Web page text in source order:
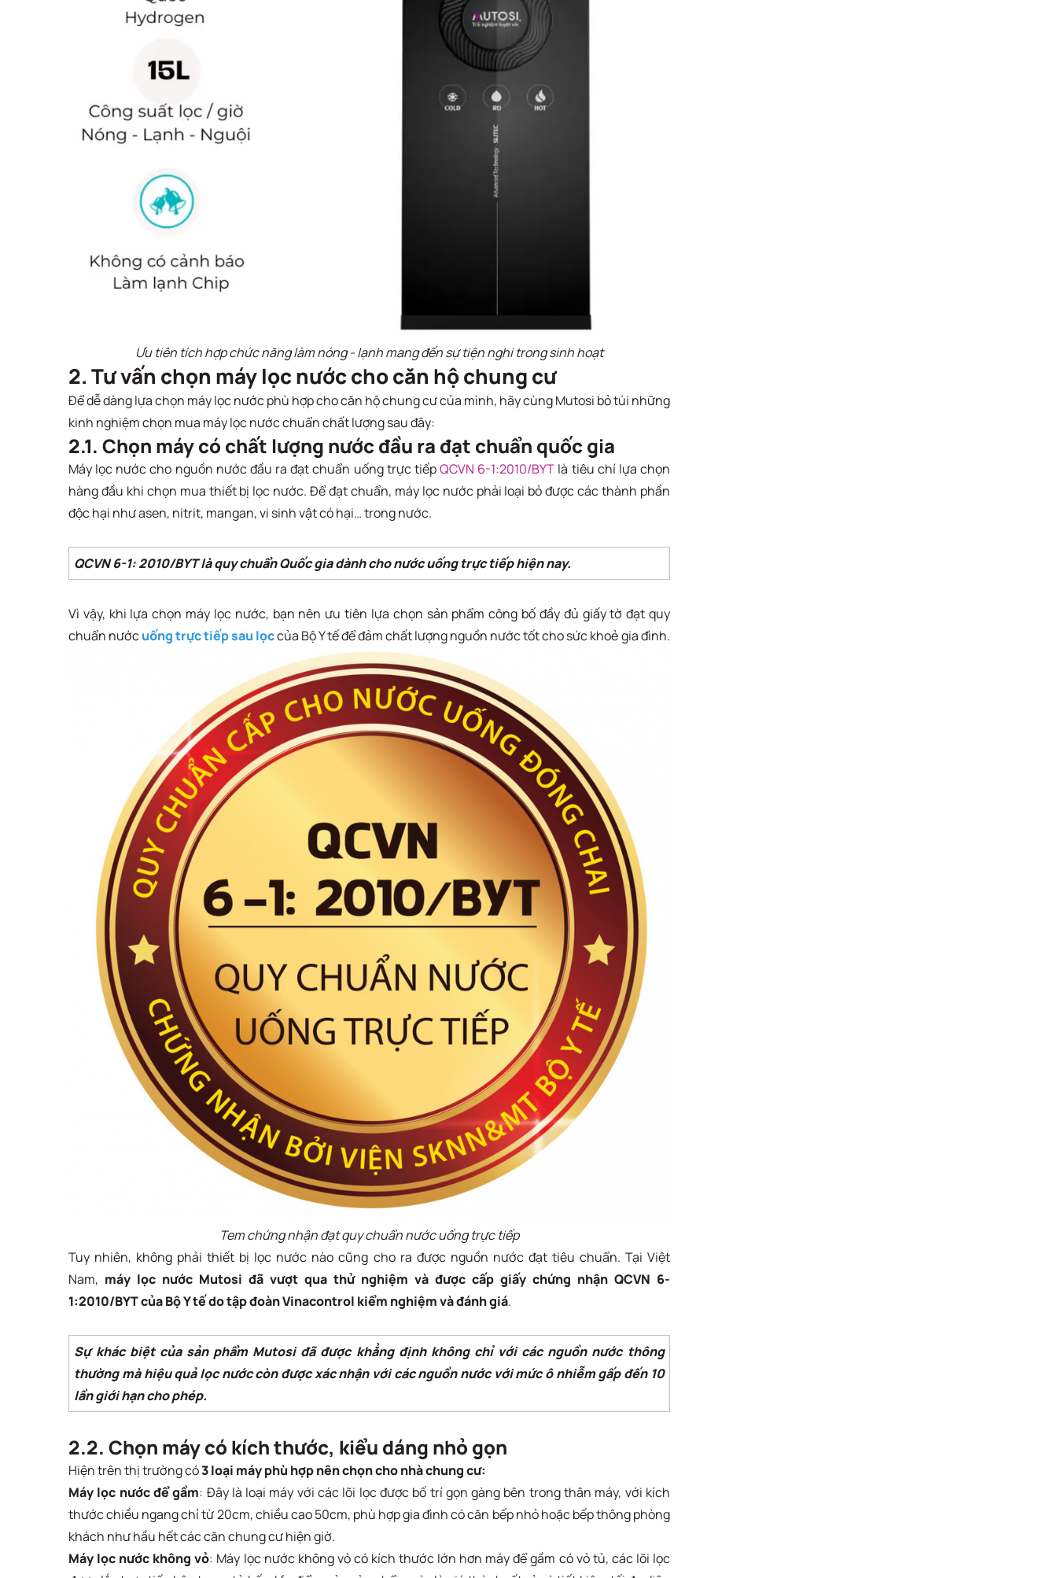
Ưu tiên tích hợp chức năng làm nóng - lạnh mang đến sự tiện nghi trong sinh hoạt
2. Tư vấn chọn máy lọc nước cho căn hộ chung cư
Để dễ dàng lựa chọn máy lọc nước phù hợp cho căn hộ chung cư của mình, hãy cùng Mutosi bỏ túi những
kinh nghiệm chọn mua máy lọc nước chuẩn chất lượng sau đây:
2.1. Chọn máy có chất lượng nước đầu ra đạt chuẩn quốc gia
Máy lọc nước cho nguồn nước đầu ra đạt chuẩn uống trực tiếpQCVN 6-1:2010/BYT là tiêu chí lựa chọn
hàng đầu khi chọn mua thiết bị lọc nước. Để đạt chuẩn, máy lọc nước phải loại bỏ được các thành phần
độc hại như asen, nitrit, mangan, vi sinh vật có hại… trong nước.
QCVN 6-1: 2010/BYT là quy chuẩn Quốc gia dành cho nước uống trực tiếp hiện nay.
Vì vậy, khi lựa chọn máy lọc nước, bạn nên ưu tiên lựa chọn sản phẩm công bố đầy đủ giấy tờ đạt quy
chuẩn nướcuống trực tiếp sau lọccủa Bộ Y tế để đảm chất lượng nguồn nước tốt cho sức khoẻ gia đình.
Tem chứng nhận đạt quy chuẩn nước uống trực tiếp
Tuy nhiên, không phải thiết bị lọc nước nào cũng cho ra được nguồn nước đạt tiêu chuẩn. Tại Việt
Nam, máy lọc nước Mutosi đã vượt qua thử nghiệm và được cấp giấy chứng nhận QCVN 6-
1:2010/BYT của Bộ Y tế do tập đoàn Vinacontrol kiểm nghiệm và đánh giá.
Sự khác biệt của sản phẩm Mutosi đã được khẳng định không chỉ với các nguồn nước thông
thường mà hiệu quả lọc nước còn được xác nhận với các nguồn nước với mức ô nhiễm gấp đến 10
lần giới hạn cho phép.
2.2. Chọn máy có kích thước, kiểu dáng nhỏ gọn
Hiện trên thị trường có3 loại máy phù hợp nên chọn cho nhà chung cư:
Máy lọc nước để gầm: Đây là loại máy với các lõi lọc được bố trí gọn gàng bên trong thân máy, với kích
thước chiều ngang chỉ từ 20cm, chiều cao 50cm, phù hợp gia đình có căn bếp nhỏ hoặc bếp thông phòng
khách như hầu hết các căn chung cư hiện giờ.
Máy lọc nước không vỏ: Máy lọc nước không vỏ có kích thước lớn hơn máy để gầm có vỏ tủ, các lõi lọc